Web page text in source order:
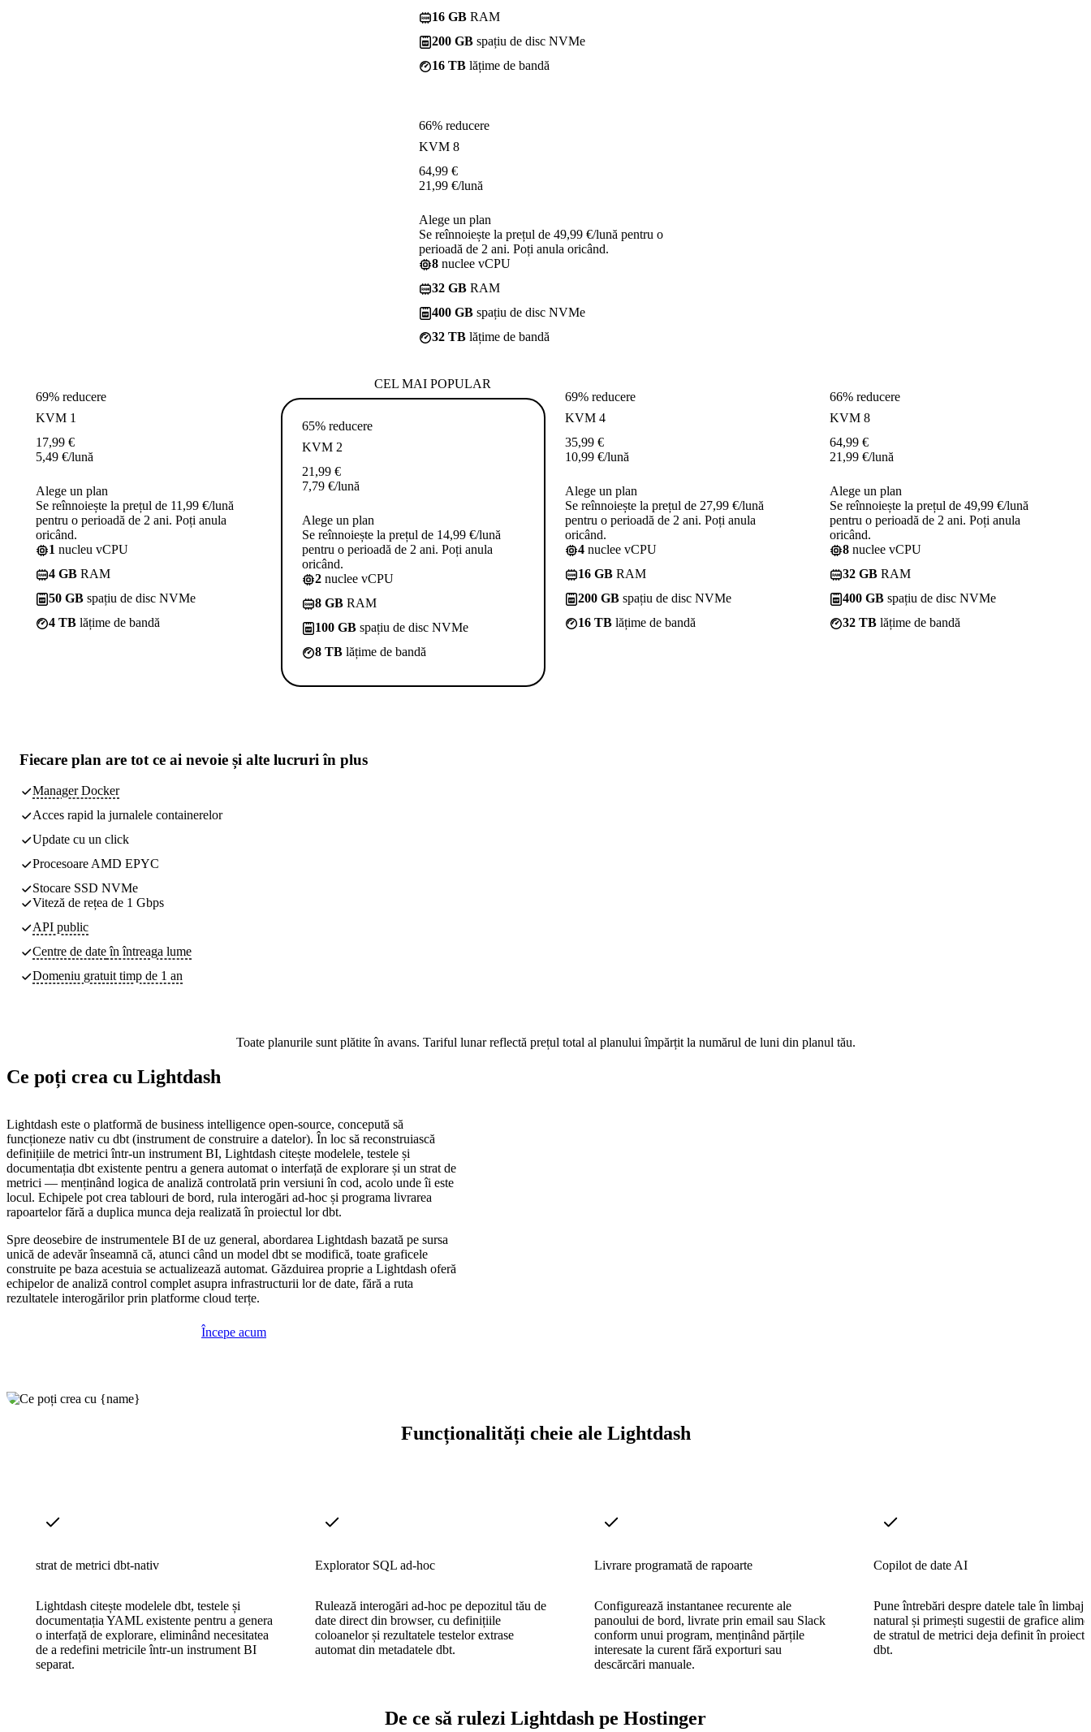
16 GB RAM
200 GB spațiu de disc NVMe
16 TB lățime de bandă
66% reducere
KVM 8
64,99 €
21,99 €/lună
Alege un plan
Se reînnoiește la prețul de 49,99 €/lună pentru o
perioadă de 2 ani. Poți anula oricând.
8 nuclee vCPU
32 GB RAM
400 GB spațiu de disc NVMe
32 TB lățime de bandă
69% reducere
KVM 1
17,99 €
5,49 €/lună
Alege un plan
Se reînnoiește la prețul de 11,99 €/lună
pentru o perioadă de 2 ani. Poți anula
oricând.
1 nucleu vCPU
4 GB RAM
50 GB spațiu de disc NVMe
4 TB lățime de bandă
CEL MAI POPULAR
65% reducere
KVM 2
21,99 €
7,79 €/lună
Alege un plan
Se reînnoiește la prețul de 14,99 €/lună
pentru o perioadă de 2 ani. Poți anula
oricând.
2 nuclee vCPU
8 GB RAM
100 GB spațiu de disc NVMe
8 TB lățime de bandă
69% reducere
KVM 4
35,99 €
10,99 €/lună
Alege un plan
Se reînnoiește la prețul de 27,99 €/lună
pentru o perioadă de 2 ani. Poți anula
oricând.
4 nuclee vCPU
16 GB RAM
200 GB spațiu de disc NVMe
16 TB lățime de bandă
66% reducere
KVM 8
64,99 €
21,99 €/lună
Alege un plan
Se reînnoiește la prețul de 49,99 €/lună
pentru o perioadă de 2 ani. Poți anula
oricând.
8 nuclee vCPU
32 GB RAM
400 GB spațiu de disc NVMe
32 TB lățime de bandă
Fiecare plan are tot ce ai nevoie și alte lucruri în plus
Manager Docker
Acces rapid la jurnalele containerelor
Update cu un click
Procesoare AMD EPYC
Stocare SSD NVMe
Viteză de rețea de 1 Gbps
API public
Centre de dateîn întreaga lume
Domeniu gratuit timp de 1 an
Toate planurile sunt plătite în avans. Tariful lunar reflectă prețul total al planului împărțit la numărul de luni din planul tău.
Ce poți crea cu Lightdash
Lightdash este o platformă de business intelligence open-source, concepută să
funcționeze nativ cu dbt (instrument de construire a datelor). În loc să reconstruiască
definițiile de metrici într-un instrument BI, Lightdash citește modelele, testele și
documentația dbt existente pentru a genera automat o interfață de explorare și un strat de
metrici — menținând logica de analiză controlată prin versiuni în cod, acolo unde îi este
locul. Echipele pot crea tablouri de bord, rula interogări ad-hoc și programa livrarea
rapoartelor fără a duplica munca deja realizată în proiectul lor dbt.
Spre deosebire de instrumentele BI de uz general, abordarea Lightdash bazată pe sursa
unică de adevăr înseamnă că, atunci când un model dbt se modifică, toate graficele
construite pe baza acestuia se actualizează automat. Găzduirea proprie a Lightdash oferă
echipelor de analiză control complet asupra infrastructurii lor de date, fără a ruta
rezultatele interogărilor prin platforme cloud terțe.
Începe acum
Funcționalități cheie ale Lightdash
strat de metrici dbt-nativ
Lightdash citește modelele dbt, testele și
documentația YAML existente pentru a genera
o interfață de explorare, eliminând necesitatea
de a redefini metricile într-un instrument BI
separat.
Explorator SQL ad-hoc
Rulează interogări ad-hoc pe depozitul tău de
date direct din browser, cu definițiile
coloanelor și rezultatele testelor extrase
automat din metadatele dbt.
Livrare programată de rapoarte
Configurează instantanee recurente ale
panoului de bord, livrate prin email sau Slack
conform unui program, menținând părțile
interesate la curent fără exporturi sau
descărcări manuale.
Copilot de date AI
Pune întrebări despre datele tale în limbaj
natural și primești sugestii de grafice
de stratul de metrici deja definit în
dbt.
De ce să rulezi Lightdash pe Hostinger